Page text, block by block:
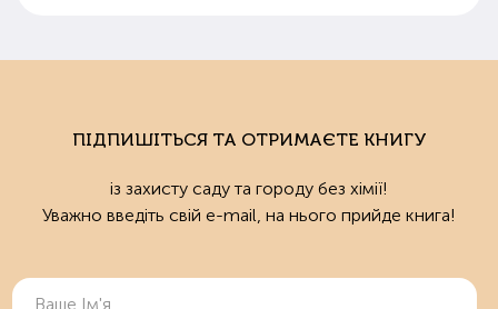
ПІДПИШІТЬСЯ ТА ОТРИМАЄТЕ КНИГУ
із захисту саду та городу без хімії!
Уважно введіть свій e-mail, на нього прийде книга!